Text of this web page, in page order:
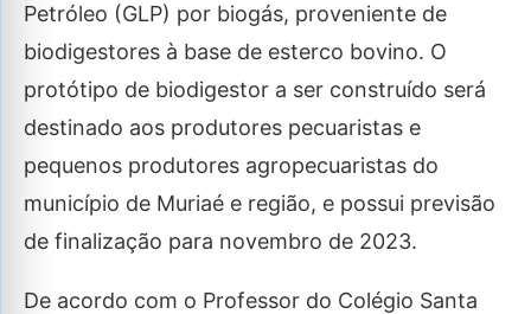
Petróleo (GLP) por biogás, proveniente de
biodigestores à base de esterco bovino. O
protótipo de biodigestor a ser construído será
destinado aos produtores pecuaristas e
pequenos produtores agropecuaristas do
município de Muriaé e região, e possui previsão
de finalização para novembro de 2023.
De acordo com o Professor do Colégio Santa